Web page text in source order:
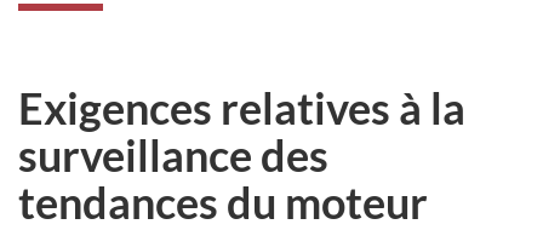
Exigences relatives à la
surveillance des
tendances du moteur